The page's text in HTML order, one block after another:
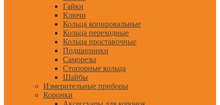
Гайки
Ключи
Кольца копировальные
Кольца переходные
Кольца проставочные
Подшипники
Саморезы
Стопорные кольца
Шайбы
Измерительные приборы
Коронки